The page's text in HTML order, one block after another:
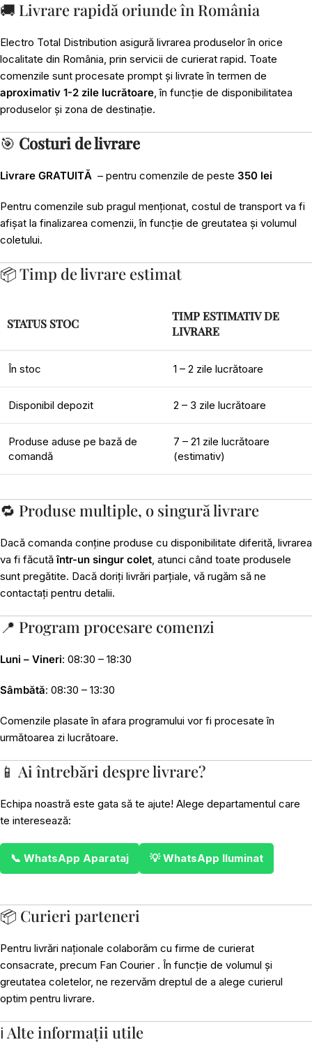
🚚 Livrare rapidă oriunde în România
Electro Total Distribution asigură livrarea produselor în orice
localitate din România, prin servicii de curierat rapid. Toate
comenzile sunt procesate prompt și livrate în termen de
aproximativ 1-2 zile lucrătoare, în funcție de disponibilitatea
produselor și zona de destinație.
🎯 Costuri de livrare
Livrare GRATUITĂ – pentru comenzile de peste 350 lei
Pentru comenzile sub pragul menționat, costul de transport va fi
afișat la finalizarea comenzii, în funcție de greutatea și volumul
coletului.
📦 Timp de livrare estimat
STATUS STOC
TIMP ESTIMATIV DE
LIVRARE
În stoc 1 – 2 zile lucrătoare
Disponibil depozit 2 – 3 zile lucrătoare
Produse aduse pe bază de
comandă
7 – 21 zile lucrătoare
(estimativ)
🔁 Produse multiple, o singură livrare
Dacă comanda conține produse cu disponibilitate diferită, livrarea
va fi făcutăîntr-un singur colet, atunci când toate produsele
sunt pregătite. Dacă doriți livrări parțiale, vă rugăm să ne
contactați pentru detalii.
📍 Program procesare comenzi
Luni – Vineri: 08:30 – 18:30
Sâmbătă: 08:30 – 13:30
Comenzile plasate în afara programului vor fi procesate în
următoarea zi lucrătoare.
📱 Ai întrebări despre livrare?
Echipa noastră este gata să te ajute! Alege departamentul care
te interesează:
📞 WhatsApp Aparataj 💡 WhatsApp Iluminat
📦 Curieri parteneri
Pentru livrări naționale colaborăm cu firme de curierat
consacrate, precum Fan Courier . În funcție de volumul și
greutatea coletelor, ne rezervăm dreptul de a alege curierul
optim pentru livrare.
ℹ️ Alte informații utile